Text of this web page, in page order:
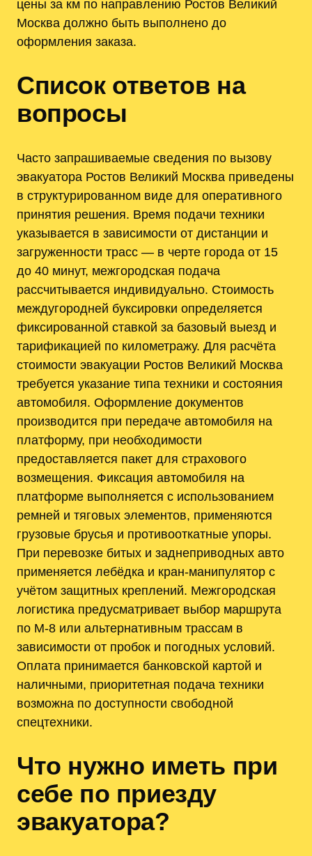
цены за км по направлению Ростов Великий
Москва должно быть выполнено до
оформления заказа.
Список ответов на
вопросы
Часто запрашиваемые сведения по вызову
эвакуатора Ростов Великий Москва приведены
в структурированном виде для оперативного
принятия решения. Время подачи техники
указывается в зависимости от дистанции и
загруженности трасс — в черте города от 15
до 40 минут, межгородская подача
рассчитывается индивидуально. Стоимость
междугородней буксировки определяется
фиксированной ставкой за базовый выезд и
тарификацией по километражу. Для расчёта
стоимости эвакуации Ростов Великий Москва
требуется указание типа техники и состояния
автомобиля. Оформление документов
производится при передаче автомобиля на
платформу, при необходимости
предоставляется пакет для страхового
возмещения. Фиксация автомобиля на
платформе выполняется с использованием
ремней и тяговых элементов, применяются
грузовые брусья и противооткатные упоры.
При перевозке битых и заднеприводных авто
применяется лебёдка и кран-манипулятор с
учётом защитных креплений. Межгородская
логистика предусматривает выбор маршрута
по М-8 или альтернативным трассам в
зависимости от пробок и погодных условий.
Оплата принимается банковской картой и
наличными, приоритетная подача техники
возможна по доступности свободной
спецтехники.
Что нужно иметь при
себе по приезду
эвакуатора?